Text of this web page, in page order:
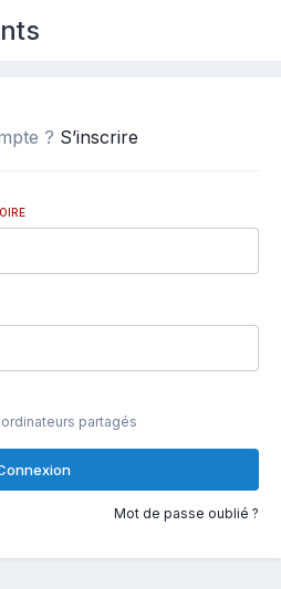
? S’inscrire
partagés
Mot de passe oublié ?